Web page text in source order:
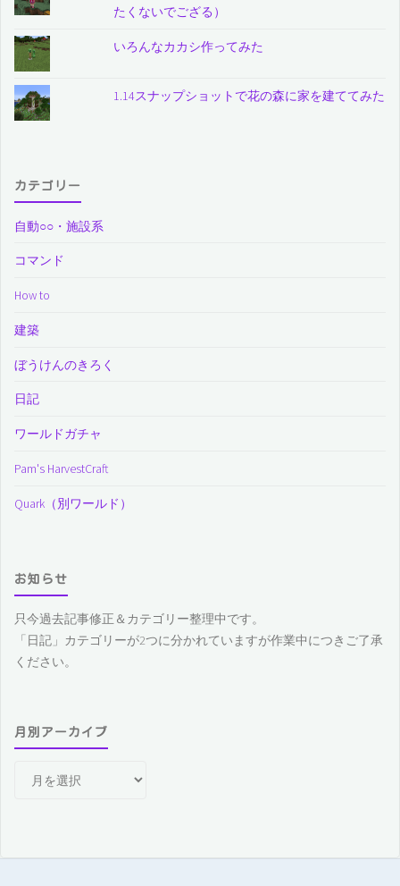
たくないでござる）
いろんなカカシ作ってみた
1.14スナップショットで花の森に家を建ててみた
カテゴリー
自動○○・施設系
コマンド
How to
建築
ぼうけんのきろく
日記
ワールドガチャ
Pam's HarvestCraft
Quark（別ワールド）
お知らせ
只今過去記事修正＆カテゴリー整理中です。
「日記」カテゴリーが2つに分かれていますが作業中につきご了承
ください。
月別アーカイブ
カ